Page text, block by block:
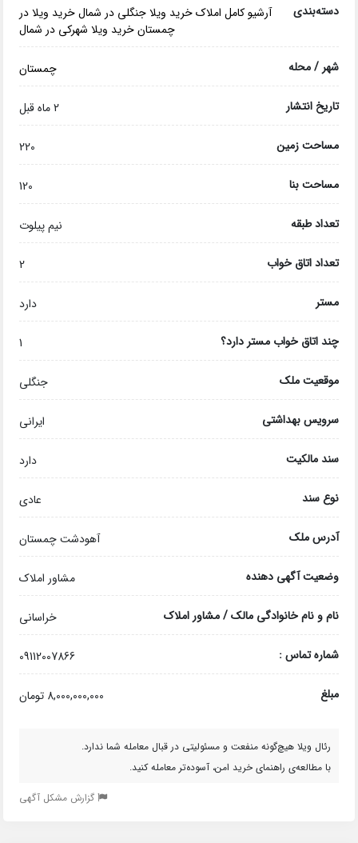
دسته‌بندی آرشیو کامل املاک خرید ویلا جنگلی در شمال خرید ویلا در
چمستان خرید ویلا شهرکی در شمال
شهر / محله چمستان
تاریخ انتشار 2 ماه قبل
مساحت زمین 220
مساحت بنا 120
تعداد طبقه نیم پیلوت
تعداد اتاق خواب 2
مستر دارد
چند اتاق خواب مستر دارد؟ 1
موقعیت ملک جنگلی
سرویس بهداشتی ایرانی
سند مالکیت دارد
نوع سند عادی
آدرس ملک آهودشت چمستان
وضعیت آگهی دهنده مشاور املاک
نام و نام خانوادگی مالک / مشاور املاک خراسانی
شماره تماس : 09112007866
مبلغ 8,000,000,000 تومان
رئال ویلا هیچ‌گونه منفعت و مسئولیتی در قبال معامله شما ندارد.
با مطالعه‌ی راهنمای خرید امن، آسوده‌تر معامله کنید.
گزارش مشکل آگهی